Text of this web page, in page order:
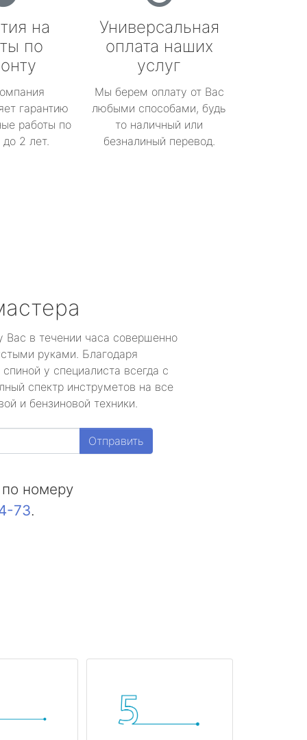
на
по
гарантию
работы по
2 лет.
Универсальная
оплата наших
услуг
Мы берем оплату от Вас
любыми способами, будь
то наличный или
безналиный перевод.
Вас в течении часа совершенно
руками. Благодаря
у специалиста всегда с
спектр инструметов на все
и бензиновой техники.
Отправить
номеру
73.